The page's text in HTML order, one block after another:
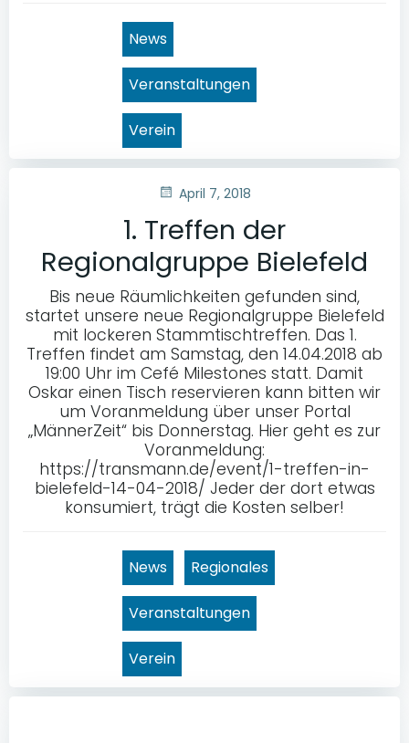
News
Veranstaltungen
Verein
April 7, 2018
1. Treffen der
Regionalgruppe Bielefeld
Bis neue Räumlichkeiten gefunden sind,
startet unsere neue Regionalgruppe Bielefeld
mit lockeren Stammtischtreffen. Das 1.
Treffen findet am Samstag, den 14.04.2018 ab
19:00 Uhr im Cefé Milestones statt. Damit
Oskar einen Tisch reservieren kann bitten wir
um Voranmeldung über unser Portal
„MännerZeit“ bis Donnerstag. Hier geht es zur
Voranmeldung:
https://transmann.de/event/1-treffen-in-
bielefeld-14-04-2018/ Jeder der dort etwas
konsumiert, trägt die Kosten selber!
News Regionales
Veranstaltungen
Verein